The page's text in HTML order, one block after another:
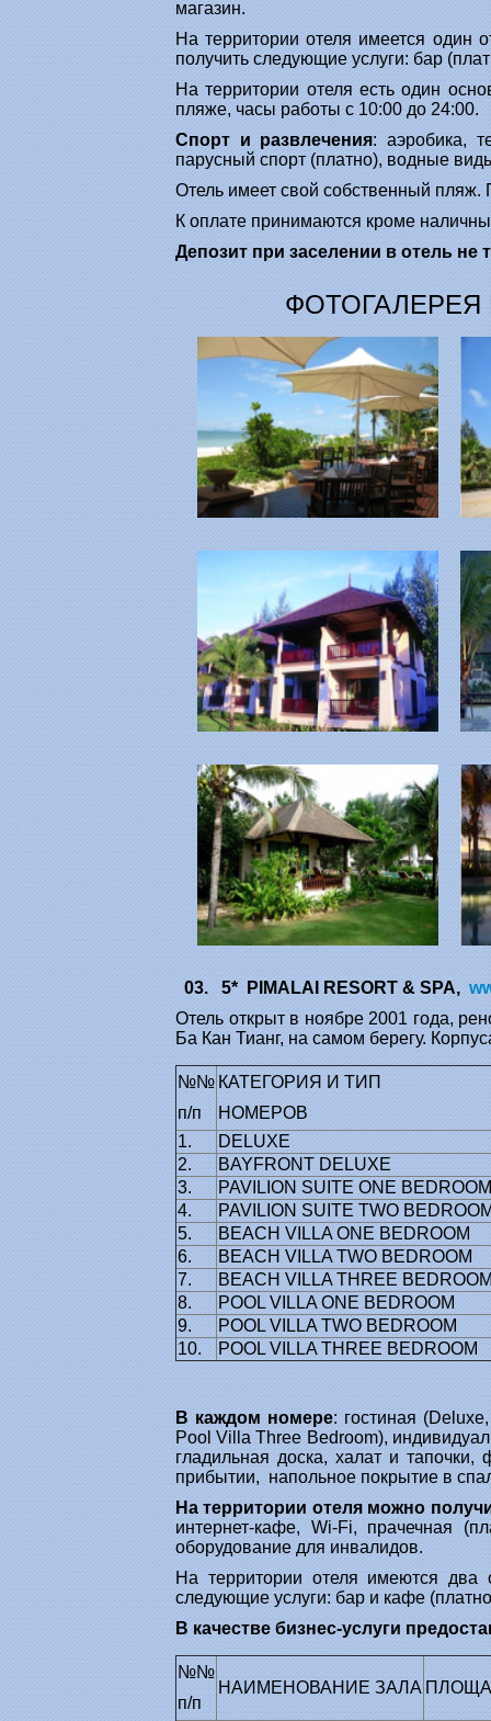
магазин.
На территории отеля имеется один
получить следующие услуги: бар
На территории отеля есть один
пляже, часы работы с 10:00 до 24:00.
Спорт и развлечения: аэробика,
парусный спорт (платно), водные
Отель имеет свой собственный пляж.
К оплате принимаются кроме
Депозит при заселении в отель не
ФОТОГАЛЕРЕЯ
03. 5* PIMALAI RESORT & SPA,
Отель открыт в ноябре 2001 года,
Ба Кан Тианг, на самом берегу.
№№
п/п
КАТЕГОРИЯ И ТИП
НОМЕРОВ
1.
DELUXE
2.
BAYFRONT DELUXE
3.
PAVILION SUITE ONE BEDROOM
4.
PAVILION SUITE TWO
5.
BEACH VILLA ONE BEDROOM
6.
BEACH VILLA TWO BEDROOM
7.
BEACH VILLA THREE
8.
POOL VILLA ONE BEDROOM
9.
POOL VILLA TWO BEDROOM
10.
POOL VILLA THREE BEDROOM
В каждом номере: гостиная
Pool Villa Three Bedroom),
гладильная доска, халат и
прибытии, напольное покрытие в
На территории отеля можно
интернет-кафе, Wi-Fi, прачечная
оборудование для инвалидов.
На территории отеля имеются два
следующие услуги: бар и кафе
В качестве бизнес-услуги
№№
п/п
НАИМЕНОВАНИЕ ЗАЛА